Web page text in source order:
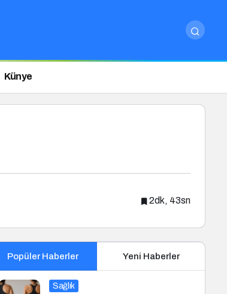
Künye
2dk, 43sn
Popüler Haberler Yeni Haberler
Sağlık